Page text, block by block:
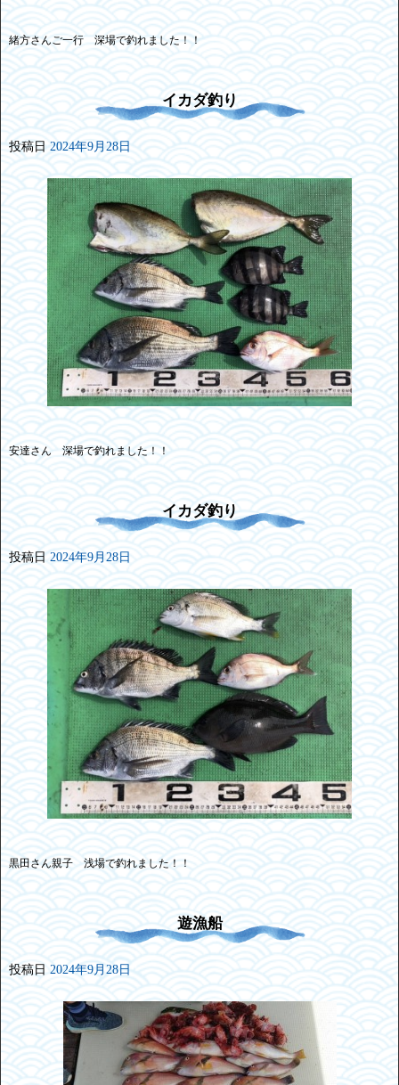
緒方さんご一行 深場で釣れました！！
イカダ釣り
投稿日 2024年9月28日
安達さん 深場で釣れました！！
イカダ釣り
投稿日 2024年9月28日
黒田さん親子 浅場で釣れました！！
遊漁船
投稿日 2024年9月28日